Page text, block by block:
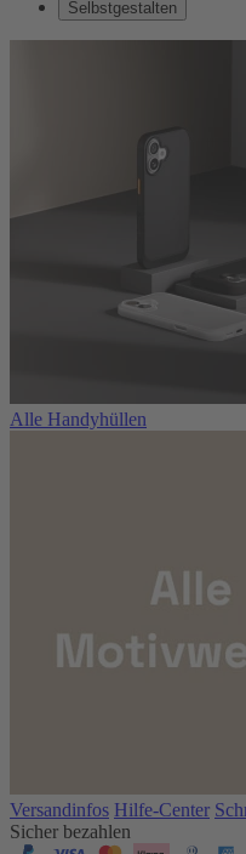
Selbstgestalten
Alle Handyhüllen
Versandinfos Hilfe-Center
Sicher bezahlen